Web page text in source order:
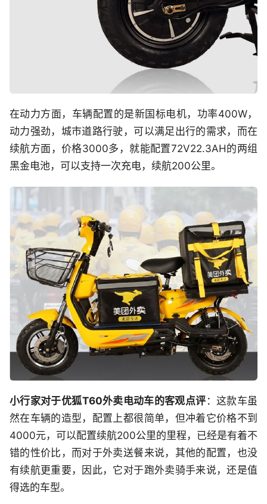
在动力方面，车辆配置的是新国标电机，功率400W，
动力强劲，城市道路行驶，可以满足出行的需求，而在
续航方面，价格3000多，就能配置72V22.3AH的两组
黑金电池，可以支持一次充电，续航200公里。
小行家对于优狐T60外卖电动车的客观点评 ：这款车虽
然在车辆的造型，配置上都很简单，但冲着它价格不到
4000元，可以配置续航200公里的里程，已经是有着不
错的性价比，而对于外卖送餐来说，其他的配置，也没
有续航更重要，因此，它对于跑外卖骑手来说，还是值
得选的车型。